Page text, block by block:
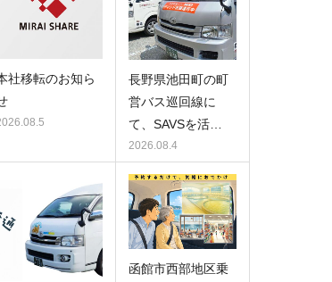
社移転のお知ら
長野県池田町の町
営バス巡回線に
て、SAVSを活…
2026.08.4
函館市西部地区乗